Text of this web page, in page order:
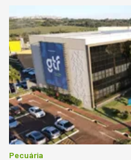
Pecuária